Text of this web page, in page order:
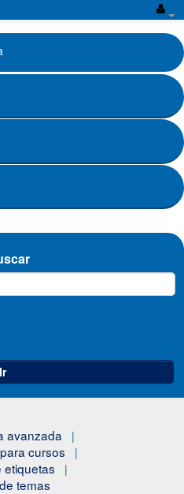
Ir
avanzada
cursos
etiquetas
temas